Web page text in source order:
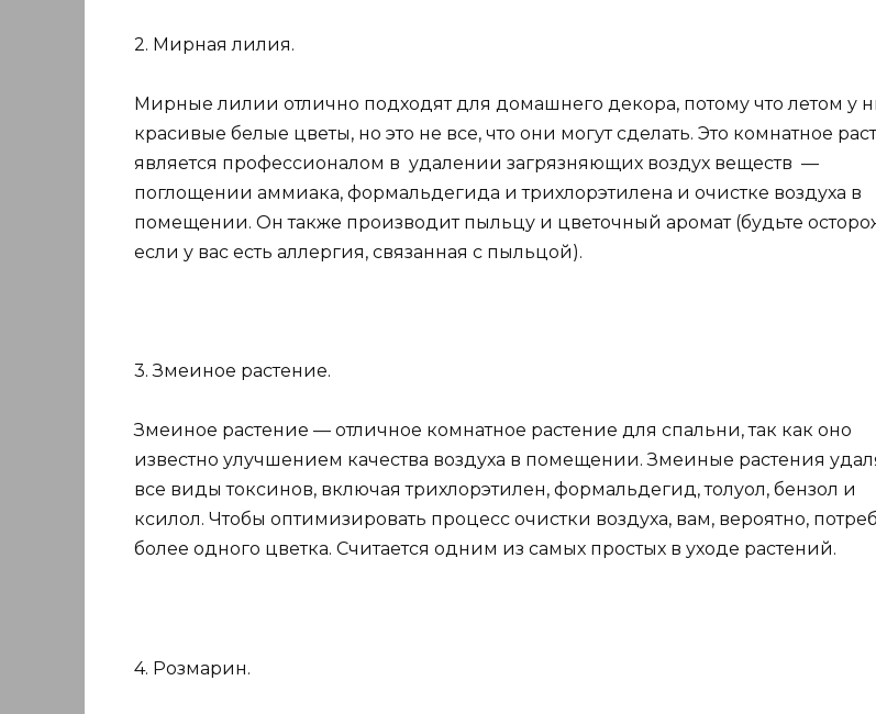
2. Мирная лилия.
Мирные лилии отлично подходят для домашнего декора, потому что летом у
красивые белые цветы, но это не все, что они могут сделать. Это комнатное
является профессионалом в удалении загрязняющих воздух веществ —
поглощении аммиака, формальдегида и трихлорэтилена и очистке воздуха в
помещении. Он также производит пыльцу и цветочный аромат (будьте
если у вас есть аллергия, связанная с пыльцой).
3. Змеиное растение.
Змеиное растение — отличное комнатное растение для спальни, так как оно
известно улучшением качества воздуха в помещении. Змеиные растения
все виды токсинов, включая трихлорэтилен, формальдегид, толуол, бензол и
ксилол. Чтобы оптимизировать процесс очистки воздуха, вам, вероятно,
более одного цветка. Считается одним из самых простых в уходе растений.
4. Розмарин.